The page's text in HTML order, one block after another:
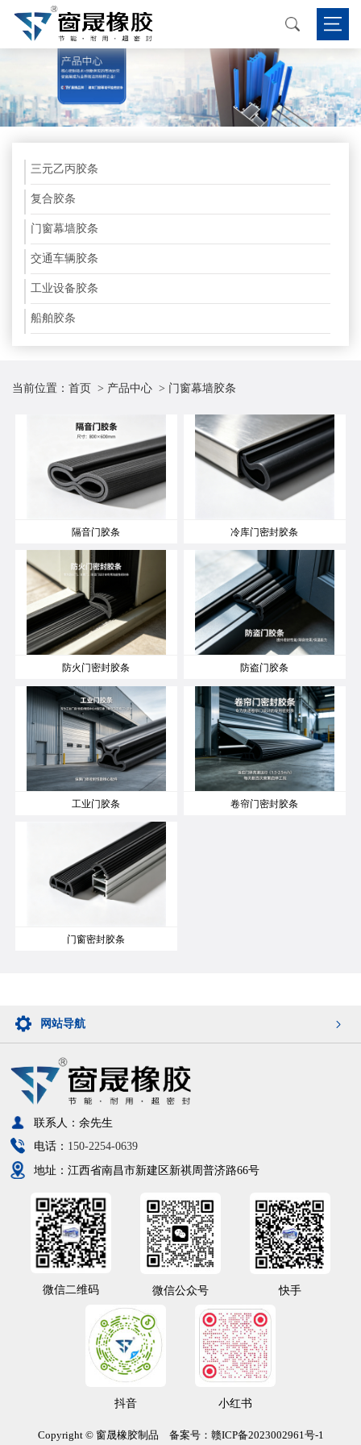
三元乙丙胶条
复合胶条
门窗幕墙胶条
交通车辆胶条
工业设备胶条
船舶胶条
当前位置： 首页 > 产品中心 > 门窗幕墙胶条
隔音门胶条 冷库门密封胶条
防火门密封胶条 防盗门胶条
工业门胶条 卷帘门密封胶条
门窗密封胶条
网站导航
联系人：余先生
电话： 150-2254-0639
地址：江西省南昌市新建区新祺周普济路66号
微信二维码 微信公众号 快手
抖音 小红书
Copyright © 窗晟橡胶制品 备案号： 赣ICP备2023002961号-1